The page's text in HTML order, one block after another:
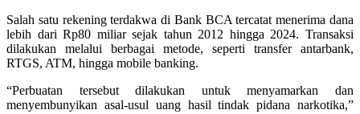
Salah satu rekening terdakwa di Bank BCA tercatat menerima dana
lebih dari Rp80 miliar sejak tahun 2012 hingga 2024. Transaksi
dilakukan melalui berbagai metode, seperti transfer antarbank,
RTGS, ATM, hingga mobile banking.
“Perbuatan tersebut dilakukan untuk menyamarkan dan
menyembunyikan asal-usul uang hasil tindak pidana narkotika,”